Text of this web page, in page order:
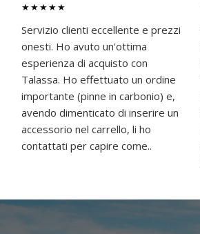
★★★★★
Servizio clienti eccellente e prezzi
onesti. Ho avuto un'ottima
esperienza di acquisto con
Talassa. Ho effettuato un ordine
importante (pinne in carbonio) e,
avendo dimenticato di inserire un
accessorio nel carrello, li ho
contattati per capire come..